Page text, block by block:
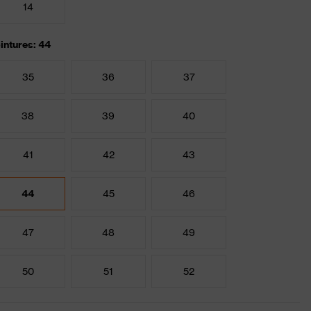
14
44
35 36 37
38 39 40
41 42 43
44 45 46
47 48 49
50 51 52